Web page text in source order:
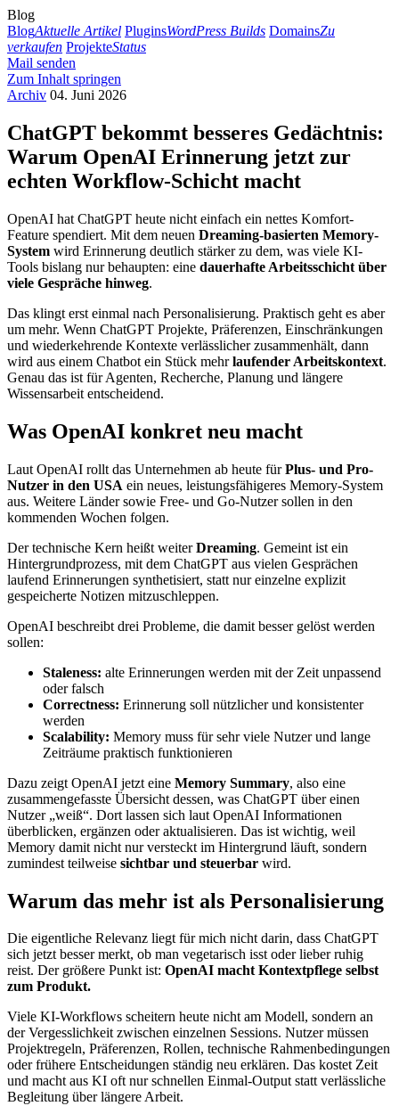
Blog
BlogAktuelle Artikel PluginsWordPress Builds DomainsZu
verkaufen ProjekteStatus
Mail senden
Zum Inhalt springen
Archiv 04. Juni 2026
ChatGPT bekommt besseres Gedächtnis:
Warum OpenAI Erinnerung jetzt zur
echten Workflow-Schicht macht
OpenAI hat ChatGPT heute nicht einfach ein nettes Komfort-
Feature spendiert. Mit dem neuen Dreaming-basierten Memory-
System wird Erinnerung deutlich stärker zu dem, was viele KI-
Tools bislang nur behaupten: eine dauerhafte Arbeitsschicht über
viele Gespräche hinweg.
Das klingt erst einmal nach Personalisierung. Praktisch geht es aber
um mehr. Wenn ChatGPT Projekte, Präferenzen, Einschränkungen
und wiederkehrende Kontexte verlässlicher zusammenhält, dann
wird aus einem Chatbot ein Stück mehrlaufender Arbeitskontext.
Genau das ist für Agenten, Recherche, Planung und längere
Wissensarbeit entscheidend.
Was OpenAI konkret neu macht
Laut OpenAI rollt das Unternehmen ab heute fürPlus- und Pro-
Nutzer in den USA ein neues, leistungsfähigeres Memory-System
aus. Weitere Länder sowie Free- und Go-Nutzer sollen in den
kommenden Wochen folgen.
Der technische Kern heißt weiterDreaming. Gemeint ist ein
Hintergrundprozess, mit dem ChatGPT aus vielen Gesprächen
laufend Erinnerungen synthetisiert, statt nur einzelne explizit
gespeicherte Notizen mitzuschleppen.
OpenAI beschreibt drei Probleme, die damit besser gelöst werden
sollen:
Staleness: alte Erinnerungen werden mit der Zeit unpassend
oder falsch
Correctness: Erinnerung soll nützlicher und konsistenter
werden
Scalability: Memory muss für sehr viele Nutzer und lange
Zeiträume praktisch funktionieren
Dazu zeigt OpenAI jetzt eine Memory Summary, also eine
zusammengefasste Übersicht dessen, was ChatGPT über einen
Nutzer „weiß“. Dort lassen sich laut OpenAI Informationen
überblicken, ergänzen oder aktualisieren. Das ist wichtig, weil
Memory damit nicht nur versteckt im Hintergrund läuft, sondern
zumindest teilweise sichtbar und steuerbar wird.
Warum das mehr ist als Personalisierung
Die eigentliche Relevanz liegt für mich nicht darin, dass ChatGPT
sich jetzt besser merkt, ob man vegetarisch isst oder lieber ruhig
reist. Der größere Punkt ist: OpenAI macht Kontextpflege selbst
zum Produkt.
Viele KI-Workflows scheitern heute nicht am Modell, sondern an
der Vergesslichkeit zwischen einzelnen Sessions. Nutzer müssen
Projektregeln, Präferenzen, Rollen, technische Rahmenbedingungen
oder frühere Entscheidungen ständig neu erklären. Das kostet Zeit
und macht aus KI oft nur schnellen Einmal-Output statt verlässliche
Begleitung über längere Arbeit.